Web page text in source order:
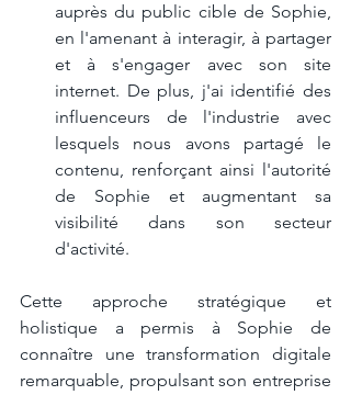
auprès du public cible de Sophie,
en l'amenant à interagir, à partager
et à s'engager avec son site
internet. De plus, j'ai identifié des
influenceurs de l'industrie avec
lesquels nous avons partagé le
contenu, renforçant ainsi l'autorité
de Sophie et augmentant sa
visibilité dans son secteur
d'activité.
Cette approche stratégique et
holistique a permis à Sophie de
connaître une transformation digitale
remarquable, propulsant son entreprise